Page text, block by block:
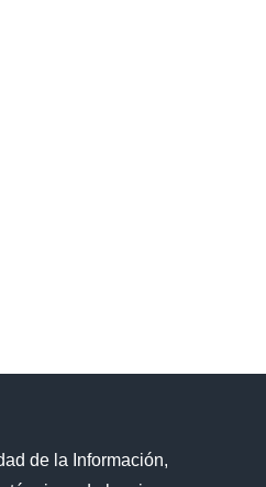
de la Información,
Sistema Nacional de